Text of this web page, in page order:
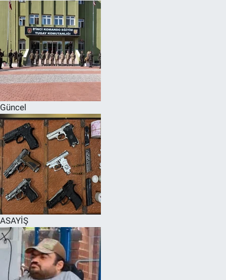
Güncel
ASAYİŞ